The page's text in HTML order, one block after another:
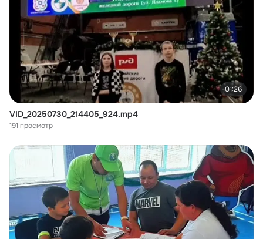
01:26
VID_20250730_214405_924.mp4
191 просмотр